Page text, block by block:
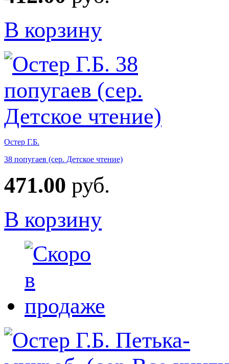
В корзину
Остер Г.Б.
38 попугаев (сер. Детское чтение)
471.00 руб.
В корзину